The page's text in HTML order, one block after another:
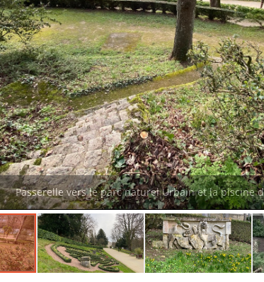
Passerelle vers le parc naturel Urbain et la piscine